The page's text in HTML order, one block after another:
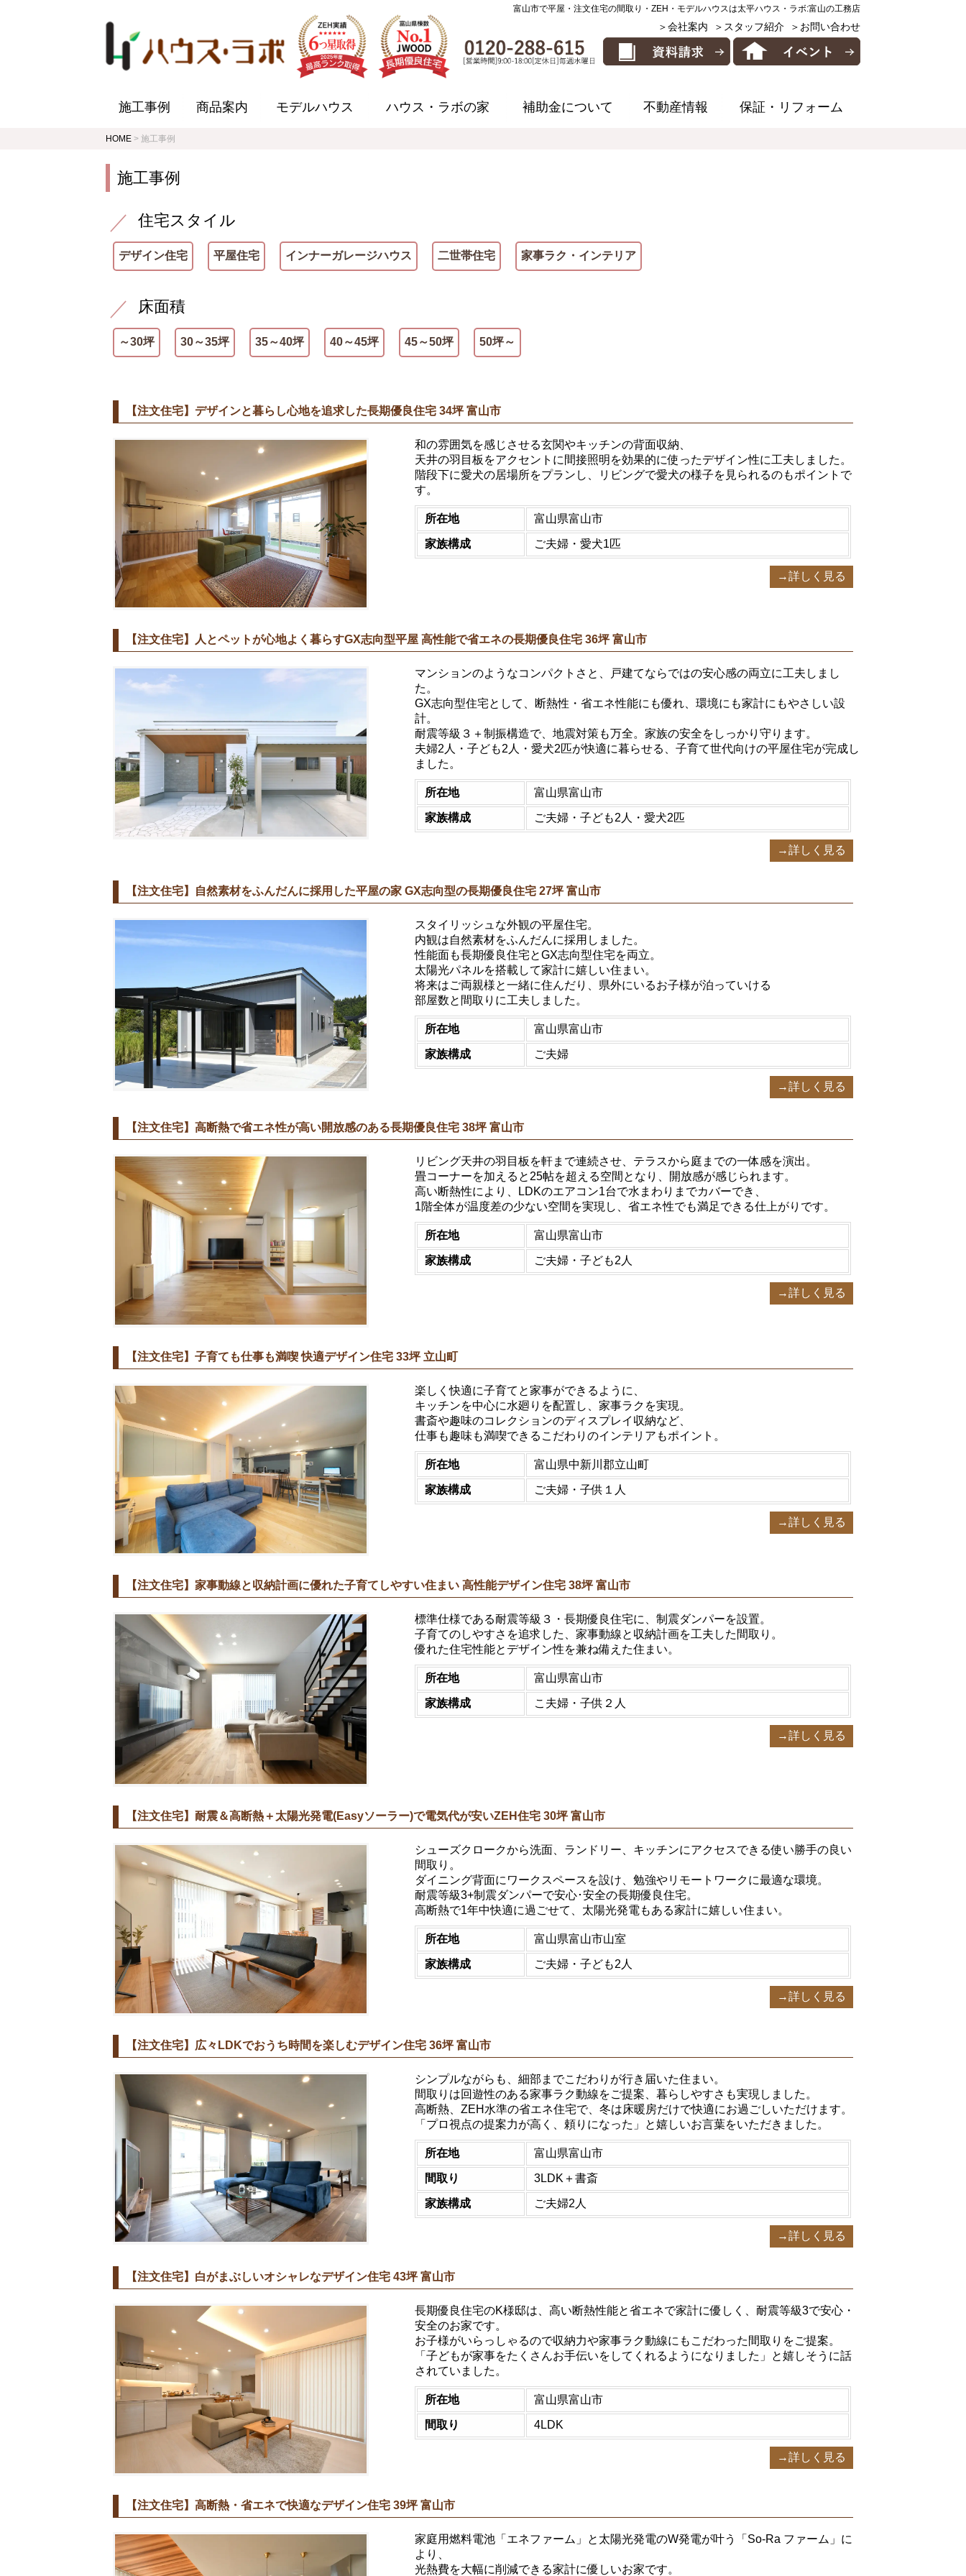
富山市で平屋・注文住宅の間取り・ZEH・モデルハウスは太平ハウス・ラボ:富山の工務店
＞会社案内 ＞スタッフ紹介 ＞お問い合わせ
施工事例 商品案内 モデルハウス ハウス・ラボの家 補助金について 不動産情報 保証・リフォーム
HOME > 施工事例
施工事例
住宅スタイル
デザイン住宅 平屋住宅 インナーガレージハウス 二世帯住宅 家事ラク・インテリア
床面積
～30坪 30～35坪 35～40坪 40～45坪 45～50坪 50坪～
【注文住宅】デザインと暮らし心地を追求した長期優良住宅 34坪 富山市
和の雰囲気を感じさせる玄関やキッチンの背面収納、
天井の羽目板をアクセントに間接照明を効果的に使ったデザイン性に工夫しました。
階段下に愛犬の居場所をプランし、リビングで愛犬の様子を見られるのもポイントで
す。
所在地 富山県富山市
家族構成 ご夫婦・愛犬1匹
→詳しく見る
【注文住宅】人とペットが心地よく暮らすGX志向型平屋 高性能で省エネの長期優良住宅 36坪 富山市
マンションのようなコンパクトさと、戸建てならではの安心感の両立に工夫しまし
た。
GX志向型住宅として、断熱性・省エネ性能にも優れ、環境にも家計にもやさしい設
計。
耐震等級３＋制振構造で、地震対策も万全。家族の安全をしっかり守ります。
夫婦2人・子ども2人・愛犬2匹が快適に暮らせる、子育て世代向けの平屋住宅が完成し
ました。
所在地 富山県富山市
家族構成 ご夫婦・子ども2人・愛犬2匹
→詳しく見る
【注文住宅】自然素材をふんだんに採用した平屋の家 GX志向型の長期優良住宅 27坪 富山市
スタイリッシュな外観の平屋住宅。
内観は自然素材をふんだんに採用しました。
性能面も長期優良住宅とGX志向型住宅を両立。
太陽光パネルを搭載して家計に嬉しい住まい。
将来はご両親様と一緒に住んだり、県外にいるお子様が泊っていける
部屋数と間取りに工夫しました。
所在地 富山県富山市
家族構成 ご夫婦
→詳しく見る
【注文住宅】高断熱で省エネ性が高い開放感のある長期優良住宅 38坪 富山市
リビング天井の羽目板を軒まで連続させ、テラスから庭までの一体感を演出。
畳コーナーを加えると25帖を超える空間となり、開放感が感じられます。
高い断熱性により、LDKのエアコン1台で水まわりまでカバーでき、
1階全体が温度差の少ない空間を実現し、省エネ性でも満足できる仕上がりです。
所在地 富山県富山市
家族構成 ご夫婦・子ども2人
→詳しく見る
【注文住宅】子育ても仕事も満喫 快適デザイン住宅 33坪 立山町
楽しく快適に子育てと家事ができるように、
キッチンを中心に水廻りを配置し、家事ラクを実現。
書斎や趣味のコレクションのディスプレイ収納など、
仕事も趣味も満喫できるこだわりのインテリアもポイント。
所在地 富山県中新川郡立山町
家族構成 ご夫婦・子供１人
→詳しく見る
【注文住宅】家事動線と収納計画に優れた子育てしやすい住まい 高性能デザイン住宅 38坪 富山市
標準仕様である耐震等級３・長期優良住宅に、制震ダンパーを設置。
子育てのしやすさを追求した、家事動線と収納計画を工夫した間取り。
優れた住宅性能とデザイン性を兼ね備えた住まい。
所在地 富山県富山市
家族構成 こ夫婦・子供２人
→詳しく見る
【注文住宅】耐震＆高断熱＋太陽光発電(Easyソーラー)で電気代が安いZEH住宅 30坪 富山市
シューズクロークから洗面、ランドリー、キッチンにアクセスできる使い勝手の良い
間取り。
ダイニング背面にワークスペースを設け、勉強やリモートワークに最適な環境。
耐震等級3+制震ダンパーで安心･安全の長期優良住宅。
高断熱で1年中快適に過ごせて、太陽光発電もある家計に嬉しい住まい。
所在地 富山県富山市山室
家族構成 ご夫婦・子ども2人
→詳しく見る
【注文住宅】広々LDKでおうち時間を楽しむデザイン住宅 36坪 富山市
シンプルながらも、細部までこだわりが行き届いた住まい。
間取りは回遊性のある家事ラク動線をご提案、暮らしやすさも実現しました。
高断熱、ZEH水準の省エネ住宅で、冬は床暖房だけで快適にお過ごしいただけます。
「プロ視点の提案力が高く、頼りになった」と嬉しいお言葉をいただきました。
所在地 富山県富山市
間取り 3LDK＋書斎
家族構成 ご夫婦2人
→詳しく見る
【注文住宅】白がまぶしいオシャレなデザイン住宅 43坪 富山市
長期優良住宅のK様邸は、高い断熱性能と省エネで家計に優しく、耐震等級3で安心・
安全のお家です。
お子様がいらっしゃるので収納力や家事ラク動線にもこだわった間取りをご提案。
「子どもが家事をたくさんお手伝いをしてくれるようになりました」と嬉しそうに話
されていました。
所在地 富山県富山市
間取り 4LDK
→詳しく見る
【注文住宅】高断熱・省エネで快適なデザイン住宅 39坪 富山市
家庭用燃料電池「エネファーム」と太陽光発電のW発電が叶う「So-Ra ファーム」に
より、
光熱費を大幅に削減できる家計に優しいお家です。